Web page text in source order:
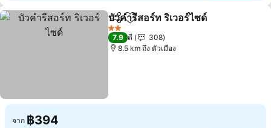
แชร์ เพิ่มในรายการโปรด
บัวคำรีสอร์ท ริเวอร์ไซด์
2 ดาว
7.9 ดี
308
8.5 km ถึง ตัวเมือง
จาก ฿394